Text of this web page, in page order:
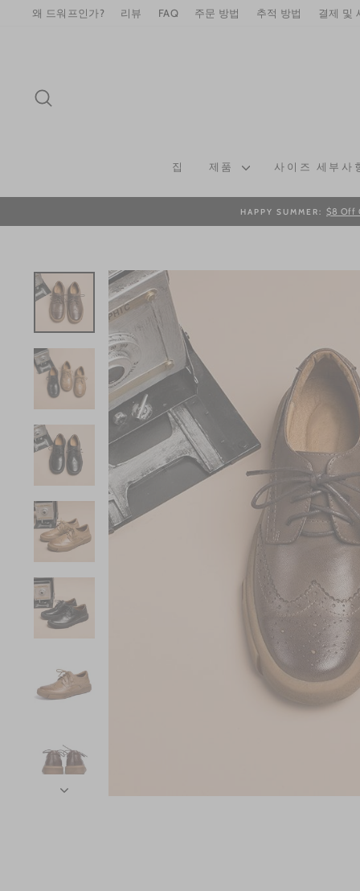
왜 드워프인가? 리뷰 FAQ 주문 방법 추적 방법 결제 및
집 제품 사이즈 세부사
HAPPY SUMMER: $8 Off